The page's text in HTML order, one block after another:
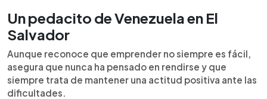
Un pedacito de Venezuela en El
Salvador
Aunque reconoce que emprender no siempre es fácil,
asegura que nunca ha pensado en rendirse y que
siempre trata de mantener una actitud positiva ante las
dificultades.